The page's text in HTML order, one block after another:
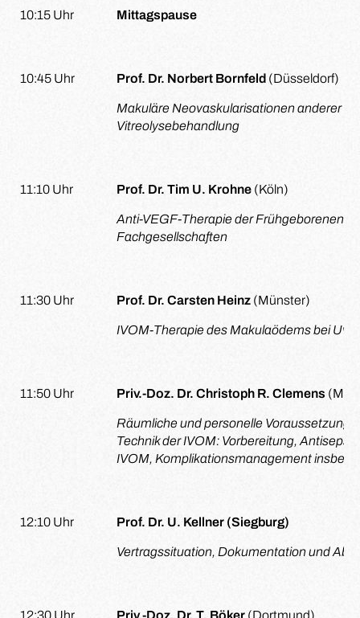
10:15 Uhr Mittagspause
10:45 Uhr Prof. Dr. Norbert Bornfeld (Düsseldorf)
Makuläre Neovaskularisationen anderer
Vitreolysebehandlung
11:10 Uhr Prof. Dr. Tim U. Krohne (Köln)
Anti-VEGF-Therapie der
Fachgesellschaften
11:30 Uhr Prof. Dr. Carsten Heinz (Münster)
IVOM-Therapie des Makulaödems bei
11:50 Uhr Priv.-Doz. Dr. Christoph R. Clemens
Räumliche und personelle
Technik der IVOM: Vorbereitung,
IVOM, Komplikationsmanagement
12:10 Uhr Prof. Dr. U. Kellner (Siegburg)
Vertragssituation, Dokumentation und
12:30 Uhr Priv.-Doz. Dr. T. Böker (Dortmund)